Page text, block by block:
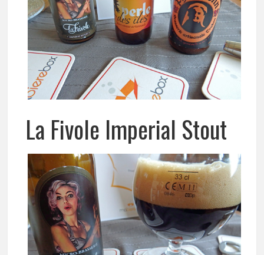
La Fivole Imperial Stout